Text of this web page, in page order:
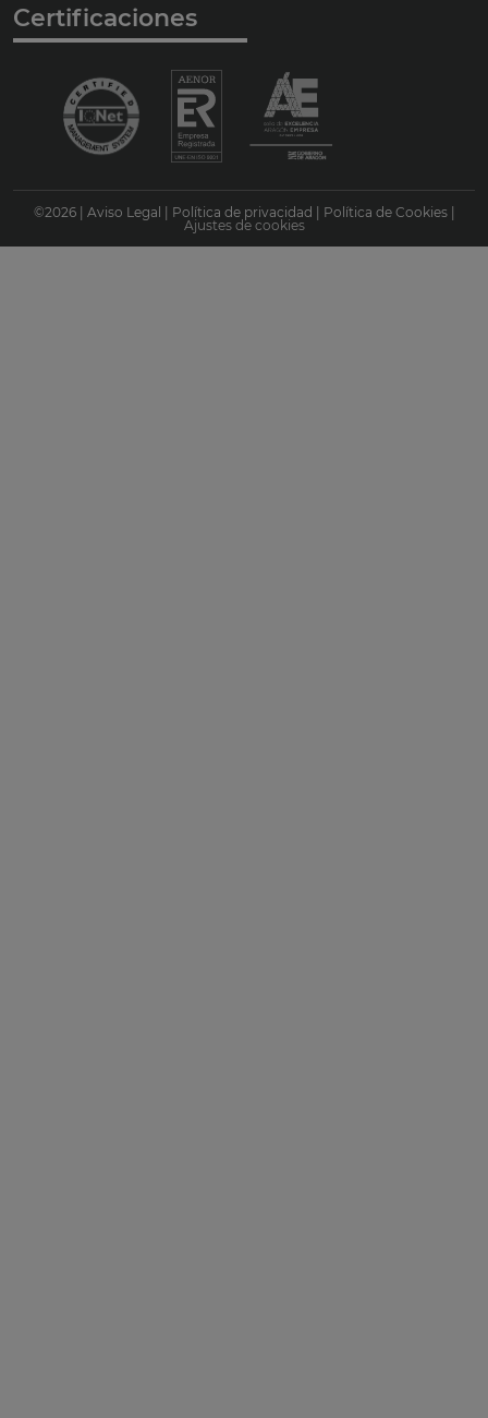
Certificaciones
©2026| Aviso Legal | Política de privacidad | Política de Cookies|
Ajustes de cookies